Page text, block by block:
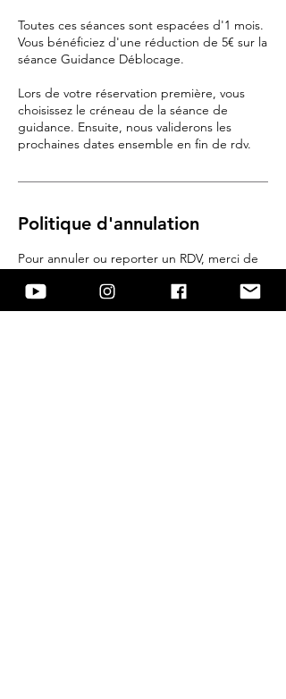
Toutes ces séances sont espacées d'1 mois.
Vous bénéficiez d'une réduction de 5€ sur la
séance Guidance Déblocage.
Lors de votre réservation première, vous
choisissez le créneau de la séance de
guidance. Ensuite, nous validerons les
prochaines dates ensemble en fin de rdv.
Politique d'annulation
Pour annuler ou reporter un RDV, merci de
réponse à ce mail au moins 48h avant le jour
J à l'aide des coordonnées inscrites en bas